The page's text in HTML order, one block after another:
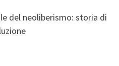
del neoliberismo: storia di